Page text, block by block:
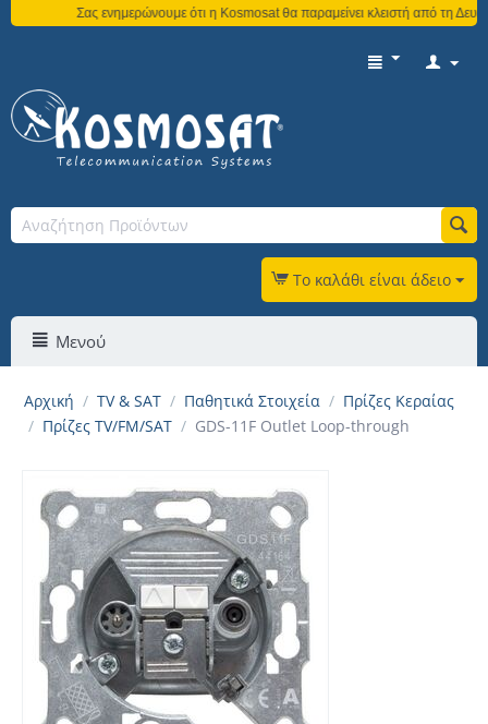
Σας ενημερώνουμε ότι η Kosmosat θα παραμείνει κλειστή από τη
Το καλάθι είναι άδειο
Μενού
Αρχική / TV & SAT / Παθητικά Στοιχεία / Πρίζες Κεραίας
/ Πρίζες TV/FM/SAT / GDS-11F Outlet Loop-through